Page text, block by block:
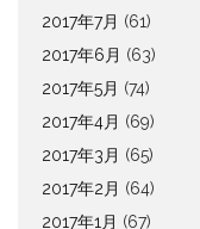
2017年7月 (61)
2017年6月 (63)
2017年5月 (74)
2017年4月 (69)
2017年3月 (65)
2017年2月 (64)
2017年1月 (67)